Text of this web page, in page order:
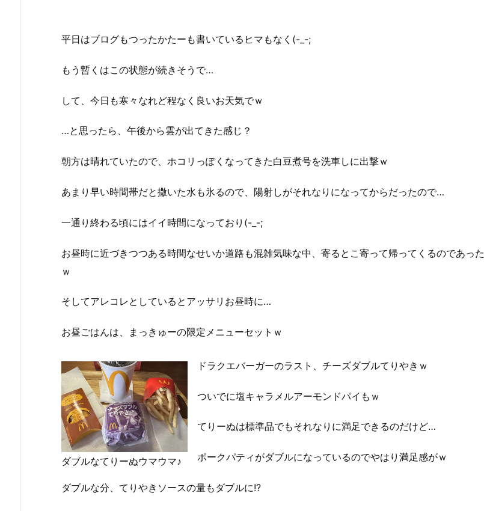
平日はブログもつったかたーも書いているヒマもなく(-_-;
もう暫くはこの状態が続きそうで…
して、今日も寒々なれど程なく良いお天気でｗ
…と思ったら、午後から雲が出てきた感じ？
朝方は晴れていたので、ホコリっぽくなってきた白豆煮号を洗車しに出撃ｗ
あまり早い時間帯だと撒いた水も氷るので、陽射しがそれなりになってからだったので…
一通り終わる頃にはイイ時間になっており(-_-;
お昼時に近づきつつある時間なせいか道路も混雑気味な中、寄るとこ寄って帰ってくるのであった
ｗ
そしてアレコレとしているとアッサリお昼時に…
お昼ごはんは、まっきゅーの限定メニューセットｗ
ダブルなてりーぬウマウマ♪
ドラクエバーガーのラスト、チーズダブルてりやきｗ
ついでに塩キャラメルアーモンドパイもｗ
てりーぬは標準品でもそれなりに満足できるのだけど…
ポークパティがダブルになっているのでやはり満足感がｗ
ダブルな分、てりやきソースの量もダブルに!?